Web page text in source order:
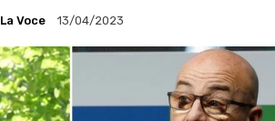
Voce 13/04/2023